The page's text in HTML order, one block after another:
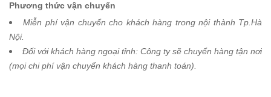
Phương thức vận chuyển
Miễn phí vận chuyển cho khách hàng trong nội thành Tp.Hà
Nội.
Đối với khách hàng ngoại tỉnh: Công ty sẽ chuyển hàng tận nơi
(mọi chi phí vận chuyển khách hàng thanh toán).